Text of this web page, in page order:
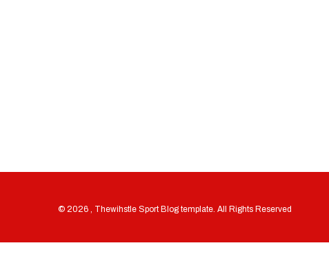
© 2026 , Thewihstle Sport Blog template. All Rights Reserved